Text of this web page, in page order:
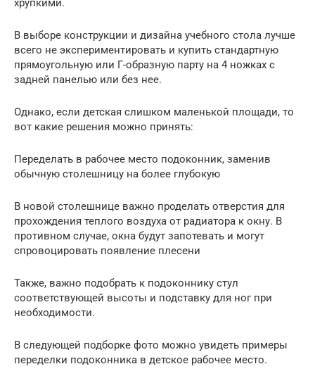
хрупкими.
В выборе конструкции и дизайна учебного стола лучше
всего не экспериментировать и купить стандартную
прямоугольную или Г-образную парту на 4 ножках с
задней панелью или без нее.
Однако, если детская слишком маленькой площади, то
вот какие решения можно принять:
Переделать в рабочее место подоконник, заменив
обычную столешницу на более глубокую
В новой столешнице важно проделать отверстия для
прохождения теплого воздуха от радиатора к окну. В
противном случае, окна будут запотевать и могут
спровоцировать появление плесени
Также, важно подобрать к подоконнику стул
соответствующей высоты и подставку для ног при
необходимости.
В следующей подборке фото можно увидеть примеры
переделки подоконника в детское рабочее место.